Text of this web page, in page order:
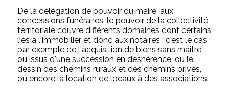
De la délégation de pouvoir du maire, aux
concessions funéraires, le pouvoir de la collectivité
territoriale couvre différents domaines dont certains
liés à l'immobilier et donc aux notaires : c'est le cas
par exemple de l'acquisition de biens sans maître
ou issus d'une succession en déshérence, ou le
dessin des chemins ruraux et des chemins privés,
ou encore la location de locaux à des associations.